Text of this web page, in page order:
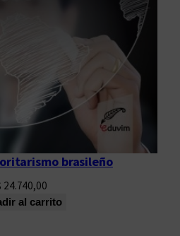
brasileño
24.740,00
al carrito